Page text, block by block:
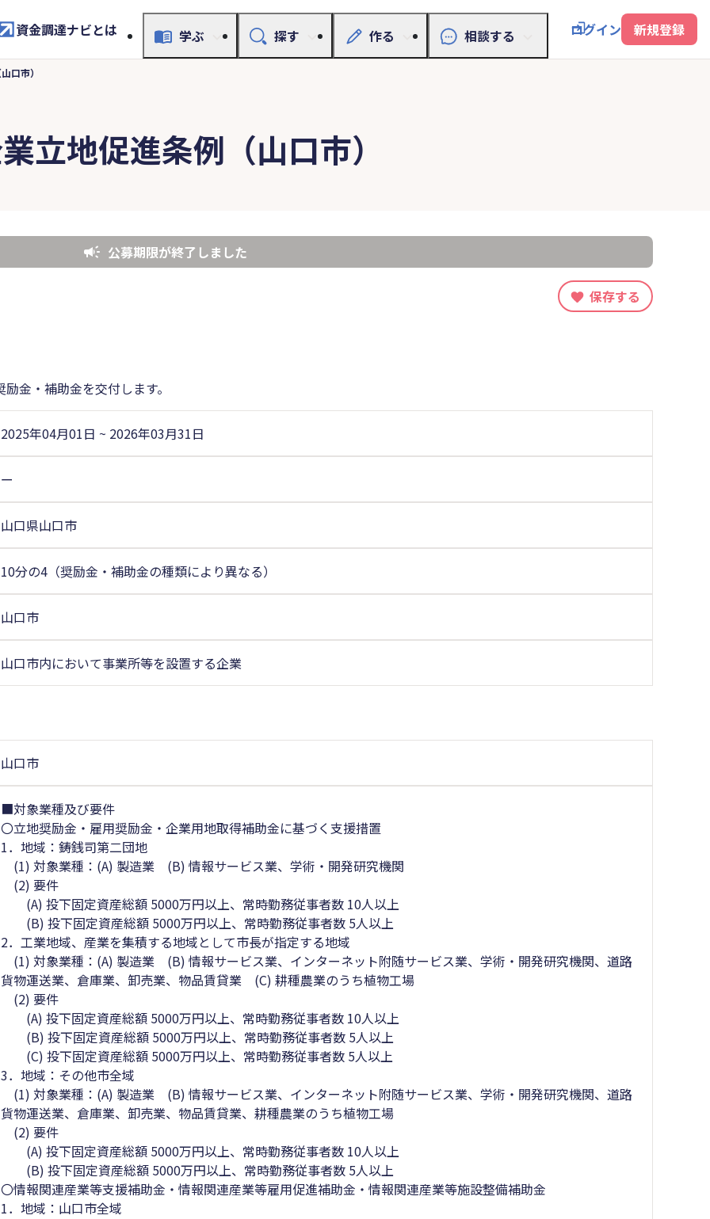
資金調達ナビとは 学ぶ 探す 作る 相談する ログイン 新規登録
口市）
立地促進条例（山口市）
公募期限が終了しました
保存する
金・補助金を交付します。
2025年04月01日 ~ 2026年03月31日
ー
山口県山口市
10分の4（奨励金・補助金の種類により異なる）
山口市
山口市内において事業所等を設置する企業
山口市
■対象業種及び要件
〇立地奨励金・雇用奨励金・企業用地取得補助金に基づく支援措置
1．地域：鋳銭司第二団地
(1) 対象業種：(A) 製造業 (B) 情報サービス業、学術・開発研究機関
(2) 要件
(A) 投下固定資産総額 5000万円以上、常時勤務従事者数 10人以上
(B) 投下固定資産総額 5000万円以上、常時勤務従事者数 5人以上
2．工業地域、産業を集積する地域として市長が指定する地域
(1) 対象業種：(A) 製造業 (B) 情報サービス業、インターネット附随サービス業、学術・開発研究機関、道路
貨物運送業、倉庫業、卸売業、物品賃貸業 (C) 耕種農業のうち植物工場
(2) 要件
(A) 投下固定資産総額 5000万円以上、常時勤務従事者数 10人以上
(B) 投下固定資産総額 5000万円以上、常時勤務従事者数 5人以上
(C) 投下固定資産総額 5000万円以上、常時勤務従事者数 5人以上
3．地域：その他市全域
(1) 対象業種：(A) 製造業 (B) 情報サービス業、インターネット附随サービス業、学術・開発研究機関、道路
貨物運送業、倉庫業、卸売業、物品賃貸業、耕種農業のうち植物工場
(2) 要件
(A) 投下固定資産総額 5000万円以上、常時勤務従事者数 10人以上
(B) 投下固定資産総額 5000万円以上、常時勤務従事者数 5人以上
〇情報関連産業等支援補助金・情報関連産業等雇用促進補助金・情報関連産業等施設整備補助金
1．地域：山口市全域